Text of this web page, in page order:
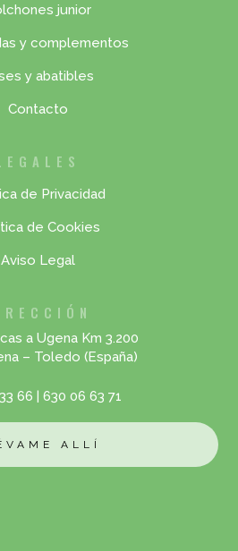
junior
y complementos
y abatibles
Contacto
de Privacidad
de Cookies
Aviso Legal
a Ugena Km 3.200
– Toledo (España)
66 | 630 06 63 71
ALLÍ